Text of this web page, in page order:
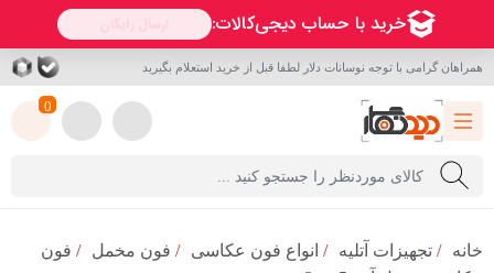
همراهان گرامی با توجه نوسانات دلار لطفا قبل از خرید استعلام بگیرید
0
خانه / تجهیزات آتلیه / انواع فون عکاسی / فون مخمل / فون